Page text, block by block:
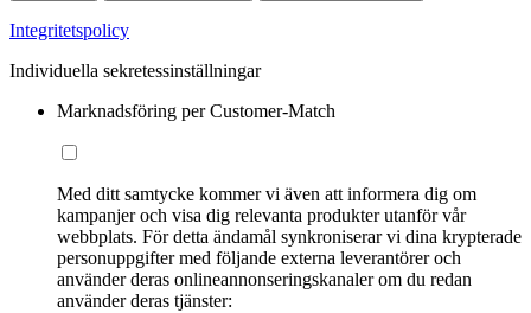
Integritetspolicy
Individuella sekretessinställningar
Marknadsföring per Customer-Match
Med ditt samtycke kommer vi även att informera dig om
kampanjer och visa dig relevanta produkter utanför vår
webbplats. För detta ändamål synkroniserar vi dina krypterade
personuppgifter med följande externa leverantörer och
använder deras onlineannonseringskanaler om du redan
använder deras tjänster: